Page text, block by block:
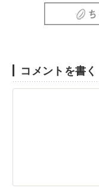
コメントを書く